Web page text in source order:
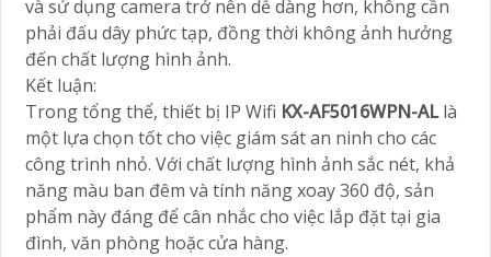
và sử dụng camera trở nên dễ dàng hơn, không cần
phải đấu dây phức tạp, đồng thời không ảnh hưởng
đến chất lượng hình ảnh.
Kết luận:
Trong tổng thể, thiết bị IP Wifi KX-AF5016WPN-ALlà
một lựa chọn tốt cho việc giám sát an ninh cho các
công trình nhỏ. Với chất lượng hình ảnh sắc nét, khả
năng màu ban đêm và tính năng xoay 360 độ, sản
phẩm này đáng để cân nhắc cho việc lắp đặt tại gia
đình, văn phòng hoặc cửa hàng.